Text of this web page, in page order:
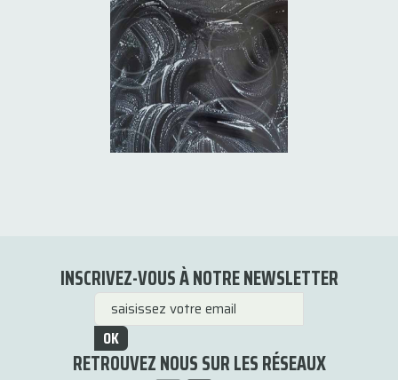
INSCRIVEZ-VOUS À NOTRE NEWSLETTER
OK
RETROUVEZ NOUS SUR LES RÉSEAUX